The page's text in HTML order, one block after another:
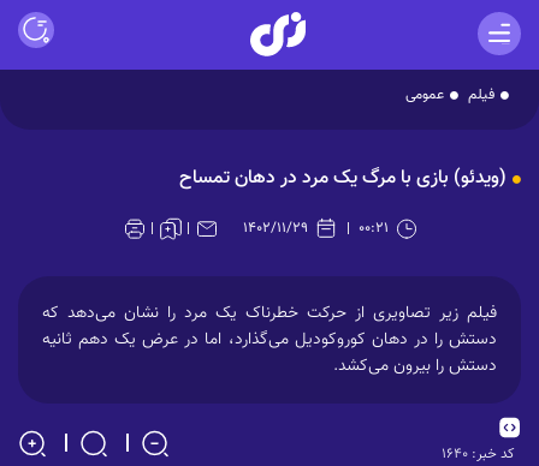
فیلم عمومی
Video
(ویدئو) بازی با مرگ یک مرد در دهان تمساح
۰۰:۲۱ ۱۴۰۲/۱۱/۲۹
فیلم زیر تصاویری از حرکت خطرناک یک مرد را نشان می‌دهد که
دستش را در دهان کوروکودیل می‌گذارد، اما در عرض یک دهم ثانیه
دستش را بیرون می‌کشد.
کد خبر: ۱۶۴۰